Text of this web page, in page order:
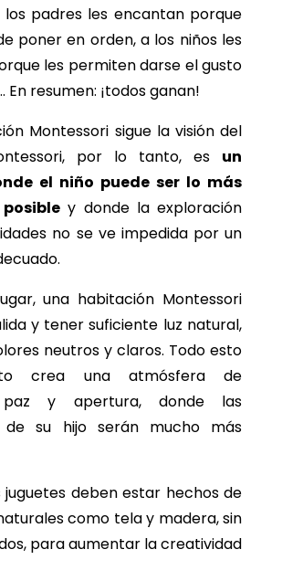
los padres les encantan porque
poner en orden, a los niños les
les permiten darse el gusto
En resumen: ¡todos ganan!
Montessori sigue la visión del
por lo tanto, es un
el niño puede ser lo más
y donde la exploración
no se ve impedida por un
una habitación Montessori
y tener suficiente luz natural,
neutros y claros. Todo esto
crea una atmósfera de
paz y apertura, donde las
de su hijo serán mucho más
juguetes deben estar hechos de
como tela y madera, sin
para aumentar la creatividad